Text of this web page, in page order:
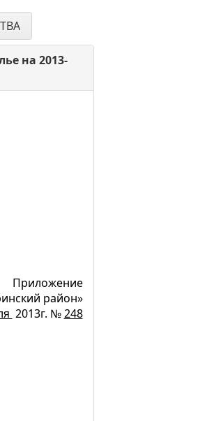
на 2013-
Приложение
район»
2013г. №248